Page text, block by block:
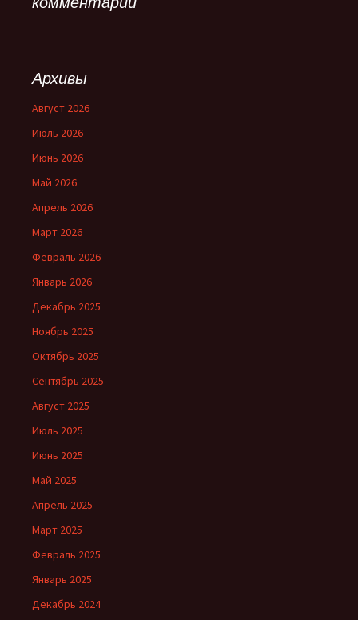
Архивы
Август 2026
Июль 2026
Июнь 2026
Май 2026
Апрель 2026
Март 2026
Февраль 2026
Январь 2026
Декабрь 2025
Ноябрь 2025
Октябрь 2025
Сентябрь 2025
Август 2025
Июль 2025
Июнь 2025
Май 2025
Апрель 2025
Март 2025
Февраль 2025
Январь 2025
Декабрь 2024